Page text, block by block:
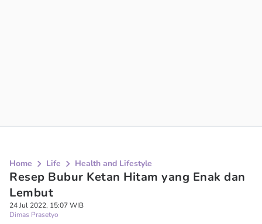
Home Life Health and Lifestyle
Resep Bubur Ketan Hitam yang Enak dan
Lembut
24 Jul 2022, 15:07 WIB
Dimas Prasetyo